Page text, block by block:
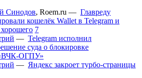
Синодов, Roem.ru — Главреду
кошелёк Wallet в Telegram и
7
— Telegram исполнил
суда о блокировке
«ВЧК-ОГПУ»
— Яндекс закроет турбо-страницы